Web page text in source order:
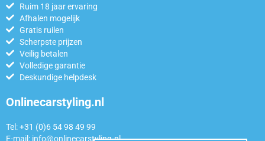
Ruim 18 jaar ervaring
Afhalen mogelijk
Gratis ruilen
Scherpste prijzen
Veilig betalen
Volledige garantie
Deskundige helpdesk
Onlinecarstyling.nl
Tel: +31 (0)6 54 98 49 99
E-mail: info@onlinecarstyling.nl